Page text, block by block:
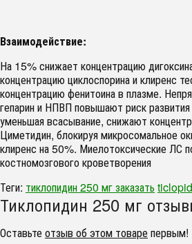
Взаимодействие:
На 15% снижает концентрацию
концентрацию циклоспорина и клиренс
концентрацию фенитоина в плазме.
гепарин и НПВП повышают риск
уменьшая всасывание, снижают
Циметидин, блокируя микросомальное
клиренс на 50%. Миелотоксические ЛС
костномозгового кроветворения
Теги: тиклопидин 250 мг заказать
Тиклопидин 250 мг
Оставьтеотзыв об этом товарепервым!